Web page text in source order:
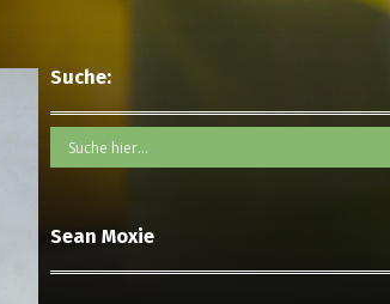
Suche:
Sean Moxie